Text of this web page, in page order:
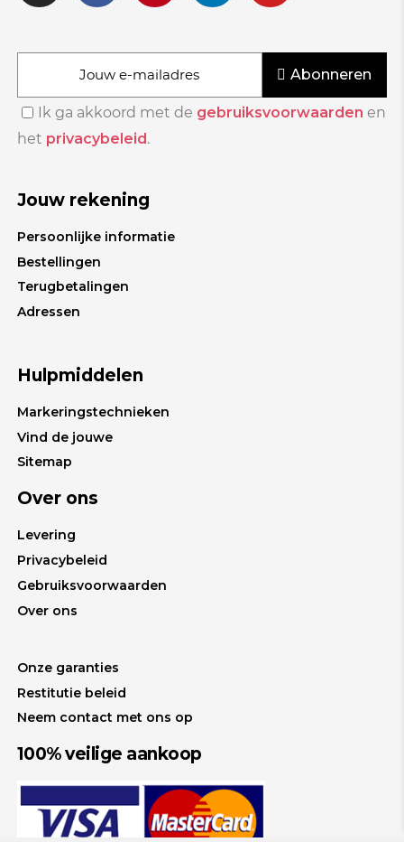
Abonneren
Ik ga akkoord met de gebruiksvoorwaarden en
het privacybeleid.
Jouw rekening
Persoonlijke informatie
Bestellingen
Terugbetalingen
Adressen
Hulpmiddelen
Markeringstechnieken
Vind de jouwe
Sitemap
Over ons
Levering
Privacybeleid
Gebruiksvoorwaarden
Over ons
Onze garanties
Restitutie beleid
Neem contact met ons op
100% veilige aankoop